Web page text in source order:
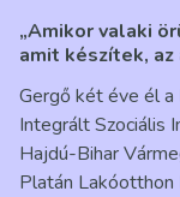
„Amikor valaki
amit készítek,
Ribárszky Gergő
Gergő két éve él a
Integrált Szociális
Hajdú-Bihar
Platán Lakóotthon